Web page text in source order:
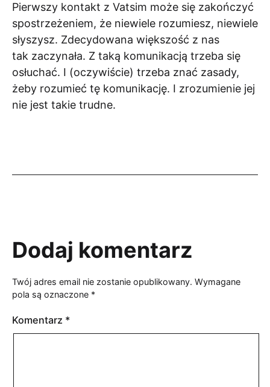
Pierwszy kontakt z Vatsim może się zakończyć
spostrzeżeniem, że niewiele rozumiesz, niewiele
słyszysz. Zdecydowana większość z nas
tak zaczynała. Z taką komunikacją trzeba się
osłuchać. I (oczywiście) trzeba znać zasady,
żeby rozumieć tę komunikację. I zrozumienie jej
nie jest takie trudne.
Dodaj komentarz
Twój adres email nie zostanie opublikowany. Wymagane
pola są oznaczone *
Komentarz *